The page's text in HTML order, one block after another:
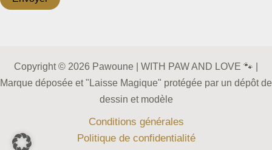
Copyright © 2026 Pawoune | WITH PAW AND LOVE 🐾 |
Marque déposée et "Laisse Magique" protégée par un dépôt de
dessin et modèle
Conditions générales
Politique de confidentialité